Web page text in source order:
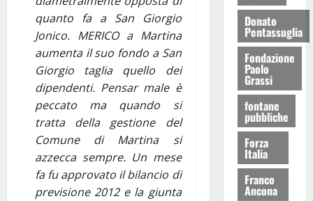
quanto fa a San Giorgio
Jonico. MERICO a Martina
aumenta il suo fondo a San
Giorgio taglia quello dei
dipendenti. Pensar male è
peccato ma quando si
tratta della gestione del
Comune di Martina si
azzecca sempre. Un mese
fa fu approvato il bilancio di
previsione 2012 e la giunta
Donato
Pentassuglia
Fondazione
Paolo
Grassi
fontane
pubbliche
Forza
Italia
Franco
Ancona